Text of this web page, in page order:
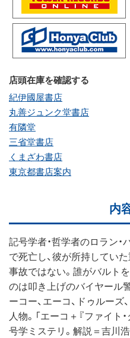
店頭在庫を確認する
紀伊國屋書店
丸善ジュンク堂書店
有隣堂
三省堂書店
くまざわ書店
東京都書店案内
内
記号学者・哲学者のロラン
で死亡し、彼が所持してい
事故ではない。誰がバルト
のは叩き上げのバイヤール
ーコー、エーコ、ドゥルーズ
人物。「エーコ＋『ファイト
号学ミステリ。解説＝吉川